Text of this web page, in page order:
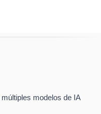
modelos de IA